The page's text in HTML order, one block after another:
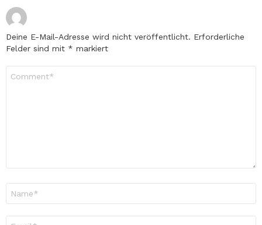
Deine E-Mail-Adresse wird nicht veröffentlicht. Erforderliche
Felder sind mit * markiert